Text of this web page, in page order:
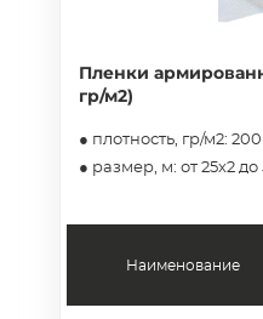
Пленки
гр/м2)
● плотность, гр/м2: 200
● размер, м: от 25х2 до
Наименование